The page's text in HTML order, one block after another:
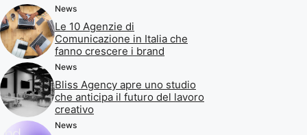
News
Le 10 Agenzie di
Comunicazione in Italia che
fanno crescere i brand
News
Bliss Agency apre uno studio
che anticipa il futuro del lavoro
creativo
News